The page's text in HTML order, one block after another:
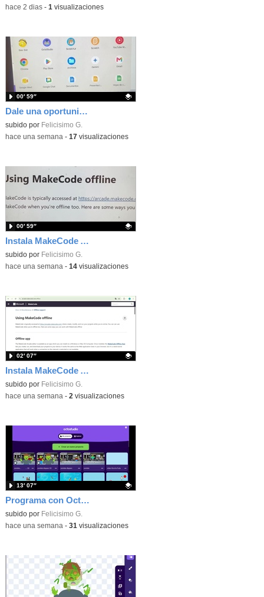
-hace 2 dias- 1 visualizaciones
Dale una oportunidad a los Chromebooks y utiliza un proyector para realizar talleres si no tienes pantallas táctiles
Contenido educativo.
subido por Felicisimo G.
00′ 59″
-hace una semana - 17 visualizaciones
Instala MakeCode Arcade para trabajar offline en tu tablet, ordenador, Chromebook
Contenido educativo.
subido por Felicisimo G.
00′ 59″
-hace una semana - 14visualizaciones
Instala MakeCode Arcade offline para programar grandes juegos sin necesidad de Internet
Contenido educativo.
subido por Felicisimo G.
02′ 07″
-hace una semana - 2 visualizaciones
Programa con OctoStudio, un juego de disparos contra Zombies con un cargador basado en el House of the dead
Contenido educativo.
subido por Felicisimo G.
13′ 07″
-hace una semana - 31 visualizaciones